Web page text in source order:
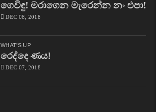
ගෙවිඳු! මරාගෙන මැරෙන්න නං එපා!
DEC 08, 2018
WHAT'S UP
රෙද්දෙ ණය!
DEC 07, 2018